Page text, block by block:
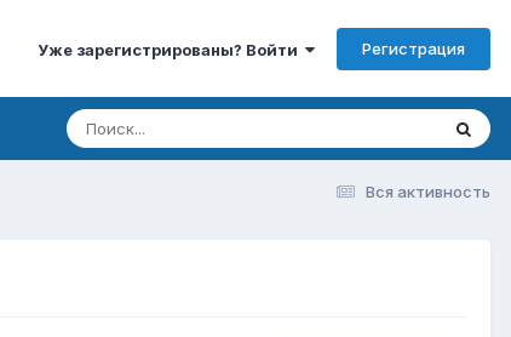
Уже зарегистрированы? Войти Регистрация
Вся активность